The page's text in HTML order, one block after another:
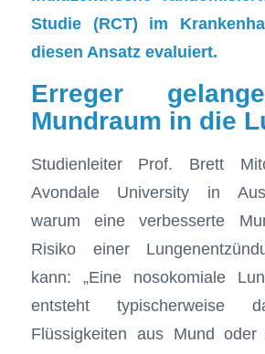
Studie (RCT) im
diesen Ansatz evaluiert.
Erreger
Mundraum in die
Studienleiter Prof. Brett
Avondale University in
warum eine verbesserte
Risiko einer
kann: „Eine nosokomiale
entsteht typischerweise
Flüssigkeiten aus Mund